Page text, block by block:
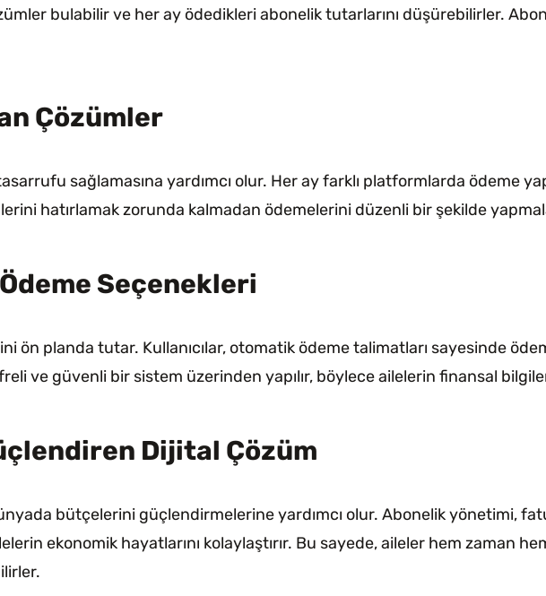
bulabilir ve her ay ödedikleri abonelik tutarlarını düşürebilirler.
Çözümler
sağlamasına yardımcı olur. Her ay farklı platformlarda ödeme
hatırlamak zorunda kalmadan ödemelerini düzenli bir şekilde
Seçenekleri
ön planda tutar. Kullanıcılar, otomatik ödeme talimatları sayesinde
ve güvenli bir sistem üzerinden yapılır, böylece ailelerin finansal
Dijital Çözüm
bütçelerini güçlendirmelerine yardımcı olur. Abonelik yönetimi,
ekonomik hayatlarını kolaylaştırır. Bu sayede, aileler hem zaman